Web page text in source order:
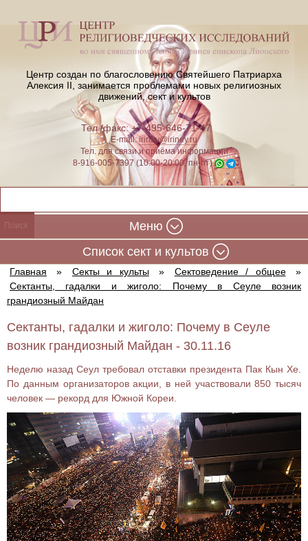
Центр создан по благословению Святейшего Патриарха
Алексия II, занимается проблемами новых религиозных
движений, сект и культов
Тел./факс: +7-495-646-71-47
E-mail:iriney@iriney.ru
Тел. для связи и приёма информации
8-916-005-7397 (10:00-20:00, пн-пт)
Меню
Cписок сект и культов
Главная » Секты и культы » Сектоведение / общее
»
Сектанты, гадалки и жиголо: Почему в Сеуле возник
грандиозный Майдан
Сектанты, гадалки и жиголо: Почему в Сеуле
возник грандиозный Майдан - 30.11.16
Неделю назад Сеул требовал отставки президента Пак Кын Хе.
По данным организаторов акции, в ней участвовали 850 тысяч
человек — рекорд для Южной Кореи.